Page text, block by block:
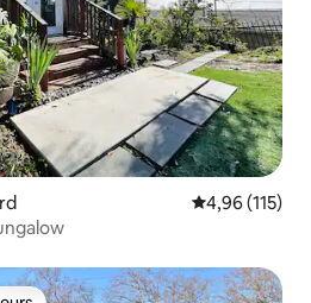
Évaluation
4,96 (115)